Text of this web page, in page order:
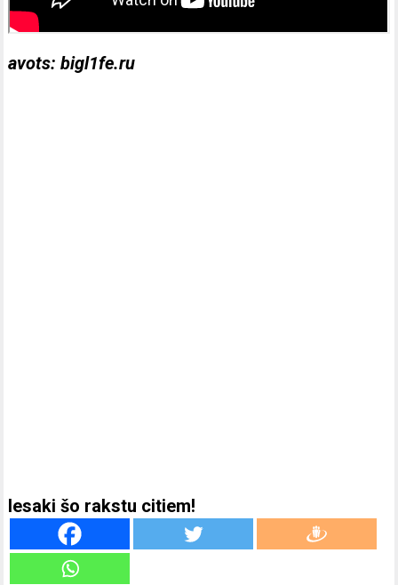
avots: bigl1fe.ru
Iesaki šo rakstu citiem!